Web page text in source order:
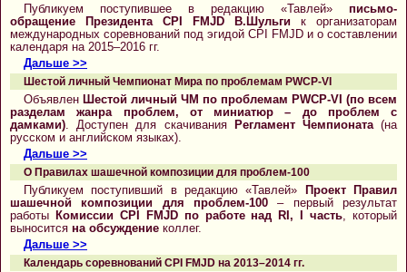
Публикуем поступившее в редакцию «Тавлей» письмо-
обращение Президента CPI FMJD В.Шульги к организаторам
международных соревнований под эгидой CPI FMJD и о составлении
календаря на 2015–2016 гг.
Дальше >>
Шестой личный Чемпионат Мира по проблемам PWCP-VI
Объявлен Шестой личный ЧМ по проблемам PWCP-VI (по всем
разделам жанра проблем, от миниатюр – до проблем с
дамками) . Доступен для скачивания Регламент Чемпионата(на
русском и английском языках).
Дальше >>
О Правилах шашечной композиции для проблем-100
Публикуем поступивший в редакцию «Тавлей» Проект Правил
шашечной композиции для проблем-100 – первый результат
работы Комиссии CPI FMJD по работе над RI, I часть , который
выносится на обсуждение коллег.
Дальше >>
Календарь соревнований CPI FMJD на 2013–2014 гг.